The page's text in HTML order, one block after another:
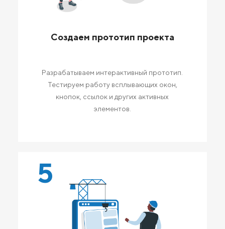
Создаем прототип проекта
Разрабатываем интерактивный прототип.
Тестируем работу всплывающих окон,
кнопок, ссылок и других активных
элементов.
5